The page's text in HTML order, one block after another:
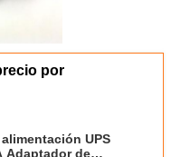
por
UPS
Adaptador de